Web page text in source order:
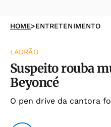
HOME>ENTRETENIMENTO
LADRÃO
Suspeito rouba
Beyoncé
O pen drive da cantora